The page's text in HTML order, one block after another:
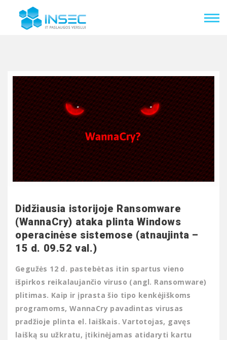
Didžiausia istorijoje Ransomware
(WannaCry) ataka plinta Windows
operacinėse sistemose (atnaujinta –
15 d. 09.52 val.)
Gegužės 12 d. pastebėtas itin spartus vieno
išpirkos reikalaujančio viruso (angl. Ransomware)
plitimas. Kaip ir įprasta šio tipo kenkėjiškoms
programoms, WannaCry pavadintas virusas
pradžioje plinta el. laiškais. Vartotojas, gavęs
laišką su užkratu, įtikinėjamas atidaryti kartu